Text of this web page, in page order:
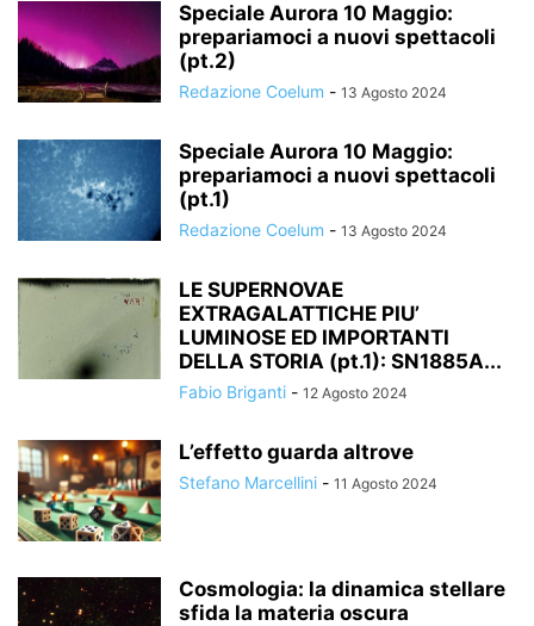
Speciale Aurora 10 Maggio:
prepariamoci a nuovi spettacoli
(pt.2)
Redazione Coelum - 13 Agosto 2024
Speciale Aurora 10 Maggio:
prepariamoci a nuovi spettacoli
(pt.1)
Redazione Coelum - 13 Agosto 2024
LE SUPERNOVAE
EXTRAGALATTICHE PIU’
LUMINOSE ED IMPORTANTI
DELLA STORIA (pt.1): SN1885A...
Fabio Briganti - 12 Agosto 2024
L’effetto guarda altrove
Stefano Marcellini - 11 Agosto 2024
Cosmologia: la dinamica stellare
sfida la materia oscura